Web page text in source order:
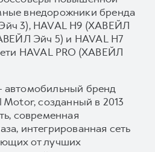
внедорожники бренда
3), HAVAL H9 (ХАВЕЙЛ
Эйч 5) и HAVAL H7
HAVAL PRO (ХАВЕЙЛ
автомобильный бренд
созданный в 2013
современная
интегрированная сеть
от лучших